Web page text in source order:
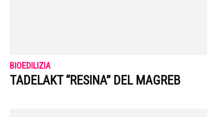
BIOEDILIZIA
TADELAKT “RESINA” DEL MAGREB